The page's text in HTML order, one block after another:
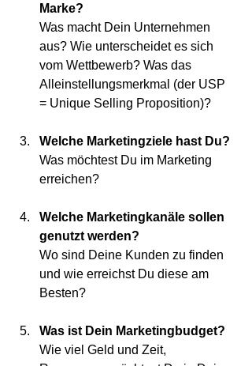
Marke?
Was macht Dein Unternehmen
aus? Wie unterscheidet es sich
vom Wettbewerb? Was das
Alleinstellungsmerkmal (der USP
= Unique Selling Proposition)?
Welche Marketingziele hast Du?
Was möchtest Du im Marketing
erreichen?
Welche Marketingkanäle sollen
genutzt werden?
Wo sind Deine Kunden zu finden
und wie erreichst Du diese am
Besten?
Was ist Dein Marketingbudget?
Wie viel Geld und Zeit,